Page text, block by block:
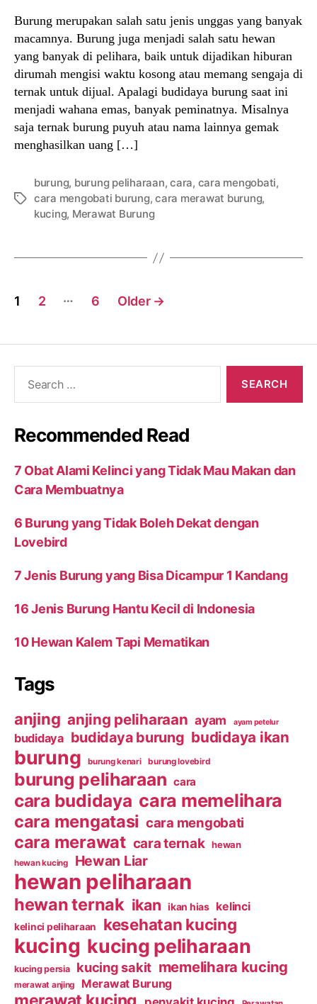
Burung merupakan salah satu jenis unggas yang banyak
macamnya. Burung juga menjadi salah satu hewan
yang banyak di pelihara, baik untuk dijadikan hiburan
dirumah mengisi waktu kosong atau memang sengaja di
ternak untuk dijual. Apalagi budidaya burung saat ini
menjadi wahana emas, banyak peminatnya. Misalnya
saja ternak burung puyuh atau nama lainnya gemak
menghasilkan uang […]
Tags
burung, burung peliharaan,cara, cara mengobati,
cara mengobati burung,cara merawat burung,
kucing, Merawat Burung
Posts
1 2 … 6 Older →
Recommended Read
7 Obat Alami Kelinci yang Tidak Mau Makan dan
Cara Membuatnya
6 Burung yang Tidak Boleh Dekat dengan
Lovebird
7 Jenis Burung yang Bisa Dicampur 1 Kandang
16 Jenis Burung Hantu Kecil di Indonesia
10 Hewan Kalem Tapi Mematikan
Tags
anjing anjing peliharaan ayam ayam petelur
budidaya budidaya burung budidaya ikan
burung burung kenari burung lovebird
burung peliharaan cara
cara budidaya cara memelihara
cara mengatasi cara mengobati
cara merawat cara ternak hewan
hewan kucing Hewan Liar
hewan peliharaan
hewan ternak ikan ikan hias kelinci
kelinci peliharaan kesehatan kucing
kucing kucing peliharaan
kucing persia kucing sakit memelihara kucing
merawat anjing Merawat Burung